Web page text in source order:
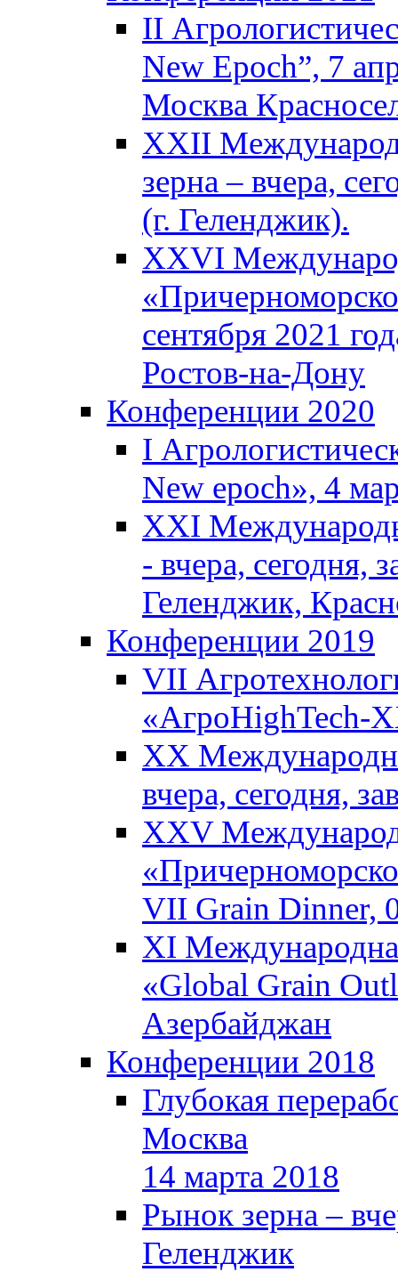
II
New Epoch”, 7
Москва
XXII
зерна – вчера,
(г. Геленджик).
XXVI
сентября 2021
Ростов-на-Дону
Конференции 2020
I
New epoch», 4
XXI
- вчера, сегодня,
Геленджик,
Конференции 2019
VII
«АгроHighTech-
XX
вчера, сегодня,
XXV
VII Grain Dinner,
XI
«Global Grain
Азербайджан
Конференции 2018
Глубокая
Москва
14 марта 2018
Рынок зерна –
Геленджик